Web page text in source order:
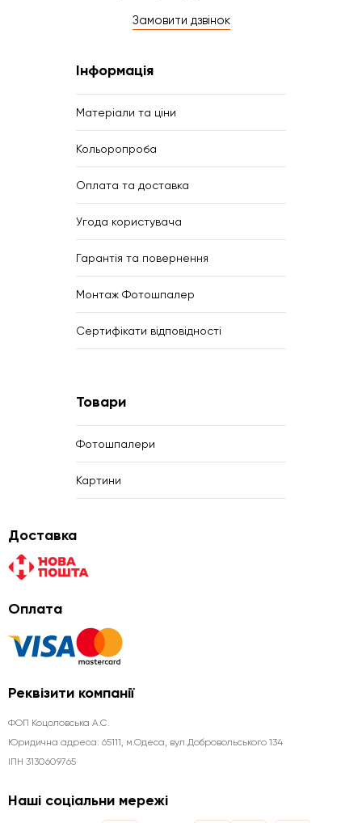
Замовити дзвінок
Інформація
Матеріали та ціни
Кольоропроба
Оплата та доставка
Угода користувача
Гарантія та повернення
Монтаж Фотошпалер
Сертифікати відповідності
Товари
Фотошпалери
Картини
Доставка
Оплата
Реквізити компанії
ФОП Коцоловська А.С.
Юридична aдреса: 65111, м.Одеса, вул.Добровольського 134
ІПН 3130609765
Наші соціальни мережі